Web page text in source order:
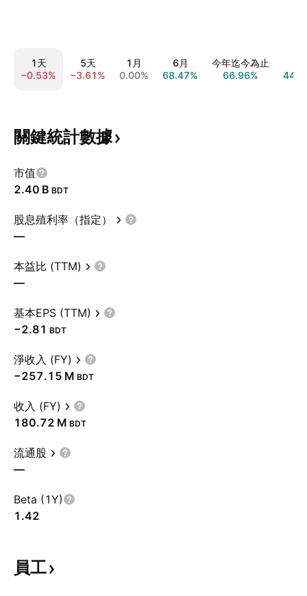
1天
−0.53%
5天
−3.61%
1月
0.00%
6月
68.47%
今年迄今為止
66.96%
關鍵統計數據
市值
‪2.40 B‬ BDT
股息殖利率（指定）
—
本益比 (TTM)
—
基本EPS (TTM)
−2.81 BDT
淨收入 (FY)
‪−257.15 M‬ BDT
收入 (FY)
‪180.72 M‬ BDT
流通股
—
Beta (1Y)
1.42
員工